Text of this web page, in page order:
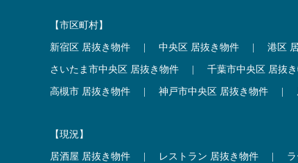
【市区町村】
新宿区 居抜き物件 中央区 居抜き物件 港区
さいたま市中央区 居抜き物件 千葉市中央区 居抜
高槻市 居抜き物件 神戸市中央区 居抜き物件
【現況】
居酒屋 居抜き物件 レストラン 居抜き物件